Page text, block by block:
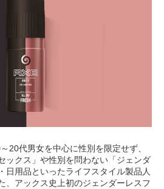
20代男女を中心に性別を限定せず、
ックス」や性別を問わない「ジェンダ
日用品といったライフスタイル製品人
、アックス史上初のジェンダーレスフ